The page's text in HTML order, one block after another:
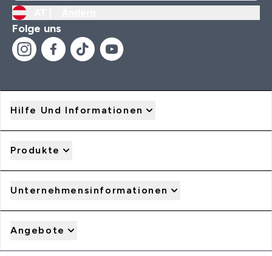
Folge uns
Hilfe Und Informationen
Produkte
Unternehmensinformationen
Angebote